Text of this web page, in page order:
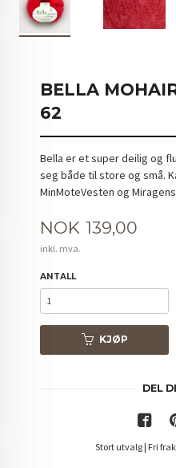
BELLA
62
Bella er et super deilig og
seg både til store og små.
MinMoteVesten og
Pris
NOK 139,00
inkl. mva.
ANTALL
KJØP
DEL
Stort utvalg | Fri